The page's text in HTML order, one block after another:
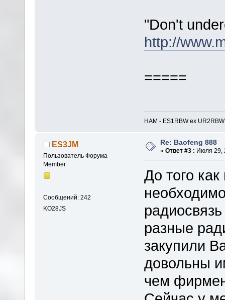
"Don't
http://
=====
HAM - ES1RBW ex
ES3JM
Пользователь Форума
Member
Сообщений: 242
KO28JS
Re: Baofeng 888
«Ответ #3 : Июля 29,
До того
разные
закупили
довольны
чем